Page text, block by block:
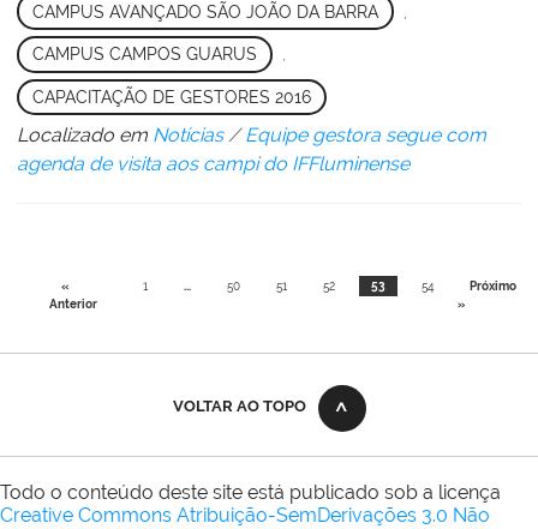
CAMPUS AVANÇADO SÃO JOÃO DA BARRA
CAMPUS CAMPOS GUARUS ,
CAPACITAÇÃO DE GESTORES 2016
Localizado em Notícias /Equipe gestora segue com
agenda de visita aos campi do IFFluminense
«
Anterior
1 ... 50 51 52 53 54
Próximo
»
VOLTAR AO TOPO
Todo o conteúdo deste site está publicado sob a licença
Creative Commons Atribuição-SemDerivações 3.0 Não